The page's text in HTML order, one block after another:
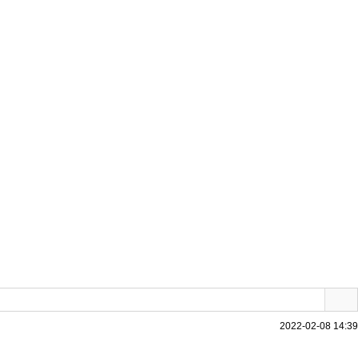
2022-02-08 14:39